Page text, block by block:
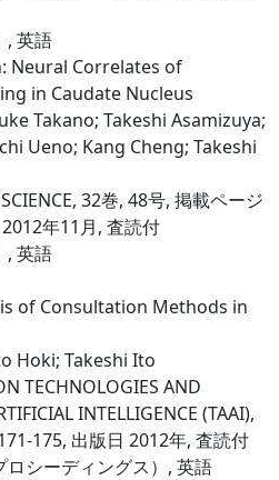
, 英語
Neural Correlates of
in Caudate Nucleus
Takano; Takeshi Asamizuya;
Ueno; Kang Cheng; Takeshi
32巻, 48号, 掲載ページ
年11月, 査読付
, 英語
of Consultation Methods in
Hoki; Takeshi Ito
TECHNOLOGIES AND
INTELLIGENCE (TAAI),
175, 出版日 2012年, 査読付
シーディングス）, 英語